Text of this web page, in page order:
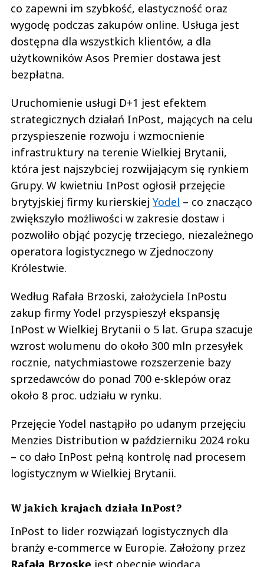
co zapewni im szybkość, elastyczność oraz
wygodę podczas zakupów online. Usługa jest
dostępna dla wszystkich klientów, a dla
użytkowników Asos Premier dostawa jest
bezpłatna.
Uruchomienie usługi D+1 jest efektem
strategicznych działań InPost, mających na celu
przyspieszenie rozwoju i wzmocnienie
infrastruktury na terenie Wielkiej Brytanii,
która jest najszybciej rozwijającym się rynkiem
Grupy. W kwietniu InPost ogłosił przejęcie
brytyjskiej firmy kurierskiej Yodel – co znacząco
zwiększyło możliwości w zakresie dostaw i
pozwoliło objąć pozycję trzeciego, niezależnego
operatora logistycznego w Zjednoczony
Królestwie.
Według Rafała Brzoski, założyciela InPostu
zakup firmy Yodel przyspieszył ekspansję
InPost w Wielkiej Brytanii o 5 lat. Grupa szacuje
wzrost wolumenu do około 300 mln przesyłek
rocznie, natychmiastowe rozszerzenie bazy
sprzedawców do ponad 700 e-sklepów oraz
około 8 proc. udziału w rynku.
Przejęcie Yodel nastąpiło po udanym przejęciu
Menzies Distribution w październiku 2024 roku
– co dało InPost pełną kontrolę nad procesem
logistycznym w Wielkiej Brytanii.
W jakich krajach działa InPost?
InPost to lider rozwiązań logistycznych dla
branży e-commerce w Europie. Założony przez
Rafała Brzoskę jest obecnie wiodącą